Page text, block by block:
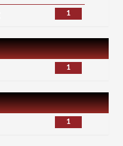
1
1
1